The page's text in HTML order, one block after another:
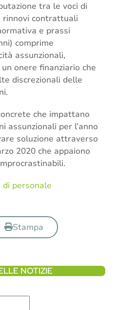
tra le voci di
rinnovi contrattuali
e prassi
comprime
assunzionali,
onere finanziario che
discrezionali delle
che impattano
assunzionali per l’anno
soluzione attraverso
2020 che appaiono
di personale
Stampa
NOTIZIE